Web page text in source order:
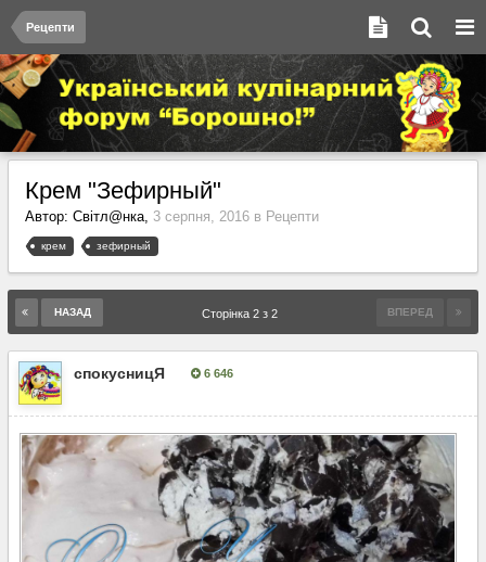
Рецепти
Крем "Зефирный"
Автор: Світл@нка, 3 серпня, 2016 в Рецепти
крем зефирный
НАЗАД ВПЕРЕД
Сторінка 2 з 2
спокусницЯ 6 646